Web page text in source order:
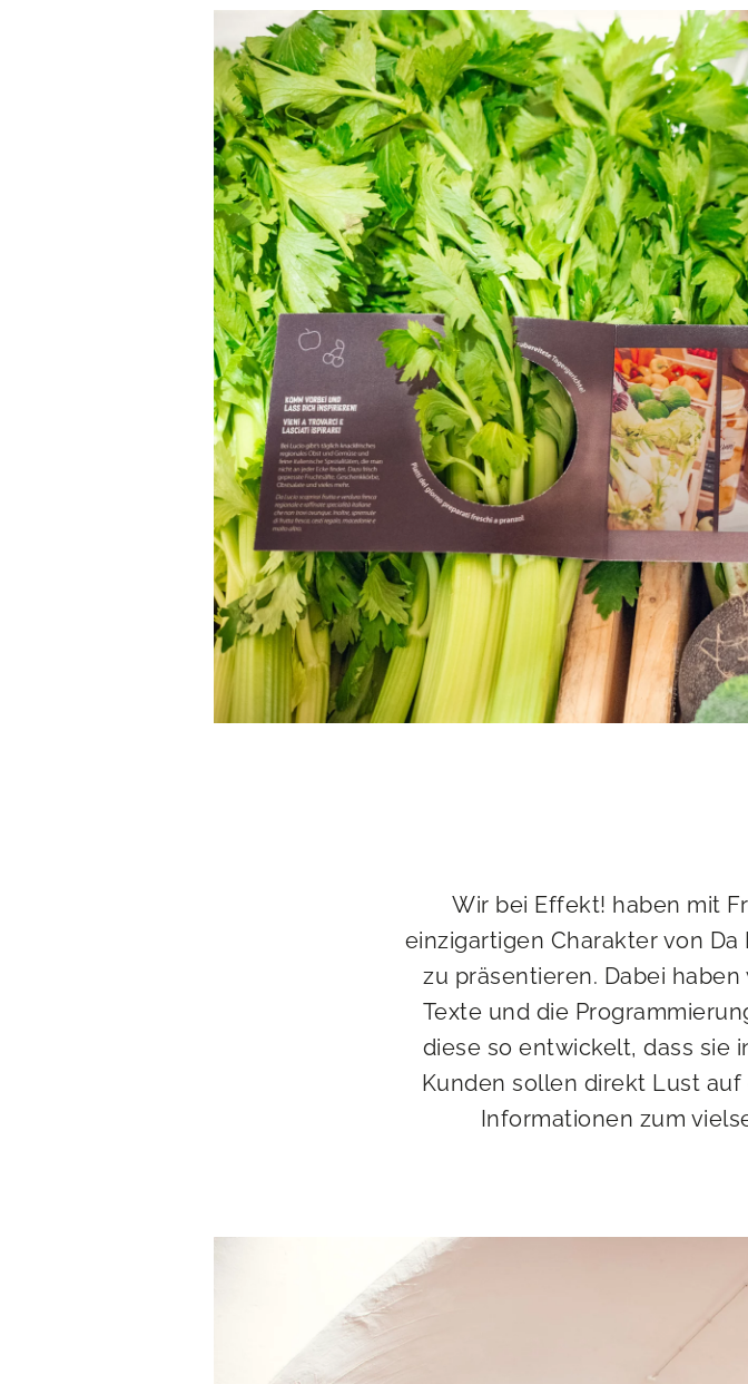
Wir bei Effekt! haben mit
einzigartigen Charakter von
zu präsentieren. Dabei
Texte und die
diese so entwickelt, dass sie
Kunden sollen direkt Lust
Informationen zum